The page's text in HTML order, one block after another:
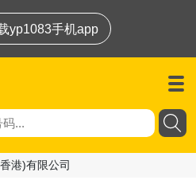
yp1083手机app
港)有限公司